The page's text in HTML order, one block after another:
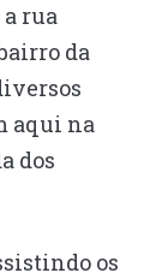
rua
da
aqui na
dos
os